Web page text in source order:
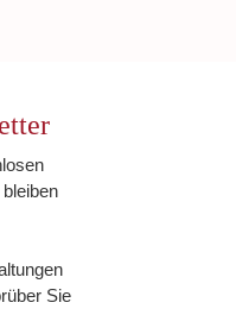
Sie